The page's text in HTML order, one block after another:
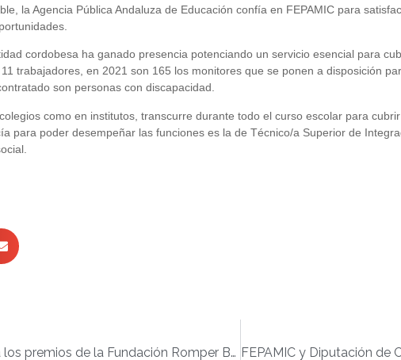
la Agencia Pública Andaluza de Educación confía en FEPAMIC para
cordobesa ha ganado presencia potenciando un servicio esencial para
trabajadores, en 2021 son 165 los monitores que se ponen a disposición
son personas con discapacidad.
como en institutos, transcurre durante todo el curso escolar para
para poder desempeñar las funciones es la de Técnico/a Superior de
FEPAMIC presenta candidatura a los premios de la Fundación Romper Barreras